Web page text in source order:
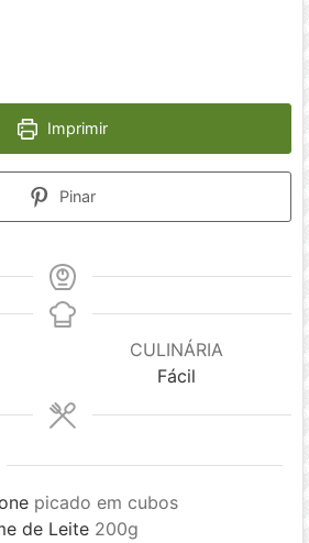
Imprimir
Pinar
CULINÁRIA
Fácil
picado em cubos
de Leite 200g